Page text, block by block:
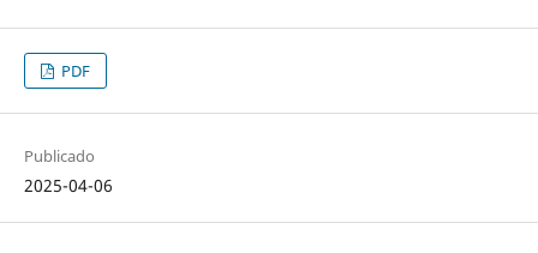
PDF
Publicado
2025-04-06